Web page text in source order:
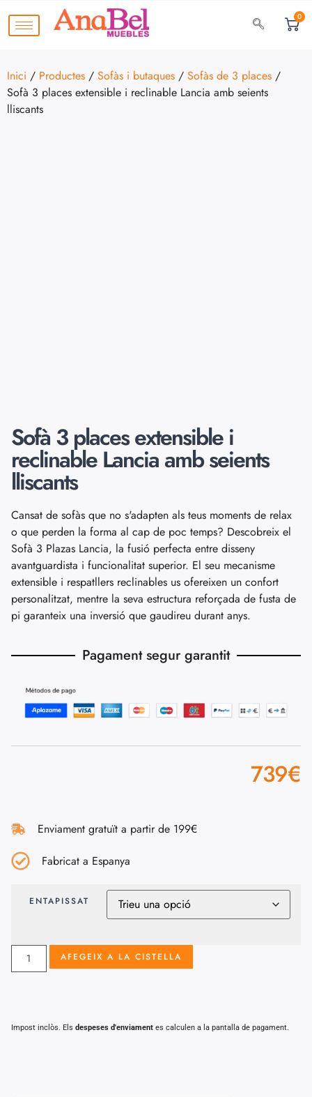
0
Inici / Productes / Sofàs i butaques / Sofàs de 3 places /
Sofà 3 places extensible i reclinable Lancia amb seients
lliscants
Sofà 3 places extensible i
reclinable Lancia amb seients
lliscants
Cansat de sofàs que no s'adapten als teus moments de relax
o que perden la forma al cap de poc temps? Descobreix el
Sofà 3 Plazas Lancia, la fusió perfecta entre disseny
avantguardista i funcionalitat superior. El seu mecanisme
extensible i respatllers reclinables us ofereixen un confort
personalitzat, mentre la seva estructura reforçada de fusta de
pi garanteix una inversió que gaudireu durant anys.
Pagament segur garantit
739€
Enviament gratuït a partir de 199€
Fabricat a Espanya
ENTAPISSAT
AFEGEIX A LA CISTELLA
Impost inclòs. Els despeses d'enviament es calculen a la pantalla de pagament.